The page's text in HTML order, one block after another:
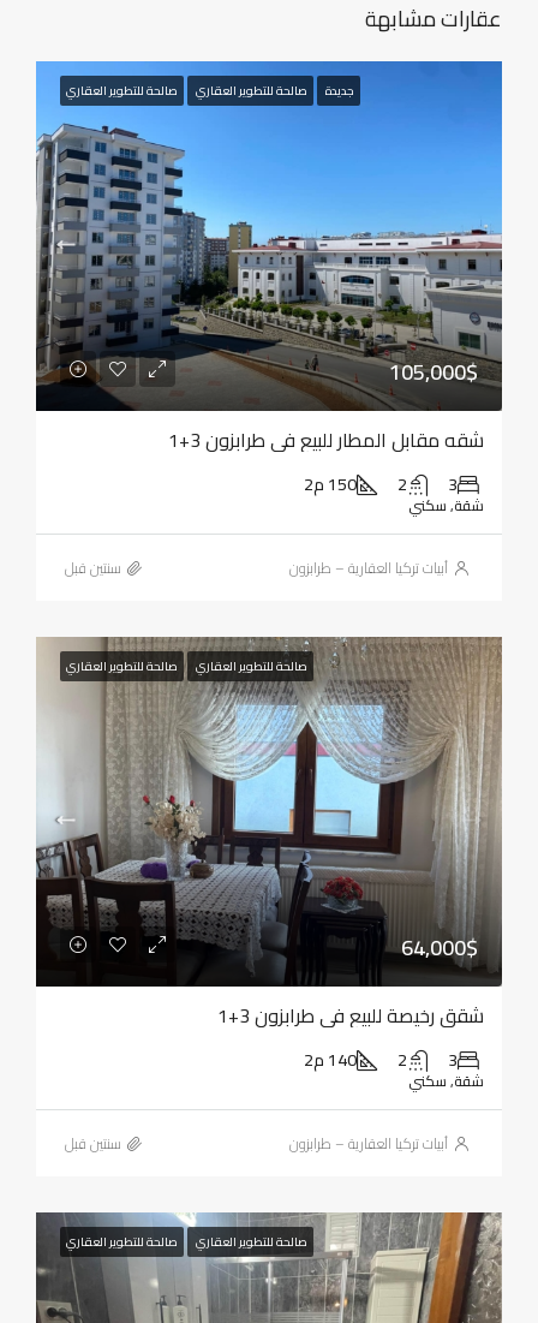
عقارات مشابهة
جديدة صالحة للتطوير العقاري صالحة للتطوير العقاري
105,000$
شقه مقابل المطار للبيع في طرابزون 3+1
3
2 150 م2
شقة, سكني
أبيات تركيا العقارية – طرابزون ‏سنتين قبل
صالحة للتطوير العقاري صالحة للتطوير العقاري
64,000$
شقق رخيصة للبيع في طرابزون 3+1
3
2 140 م2
شقة, سكني
أبيات تركيا العقارية – طرابزون ‏سنتين قبل
صالحة للتطوير العقاري صالحة للتطوير العقاري